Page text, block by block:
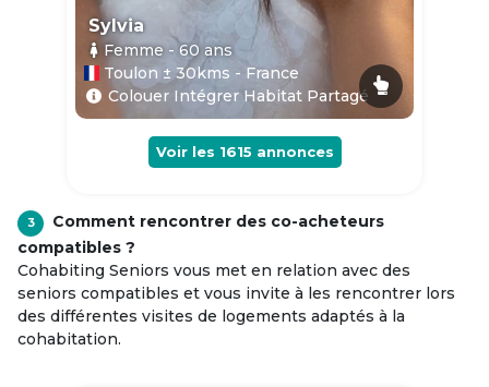
Sylvia
Femme - 60ans
Toulon ± 30kms - France
Colouer Intégrer Habitat Partagé
Voir les 1615 annonces
3
Comment rencontrer des co-acheteurs
compatibles ?
Cohabiting Seniors vous met en relation avec des
seniors compatibles et vous invite à les rencontrer lors
des différentes visites de logements adaptés à la
cohabitation.